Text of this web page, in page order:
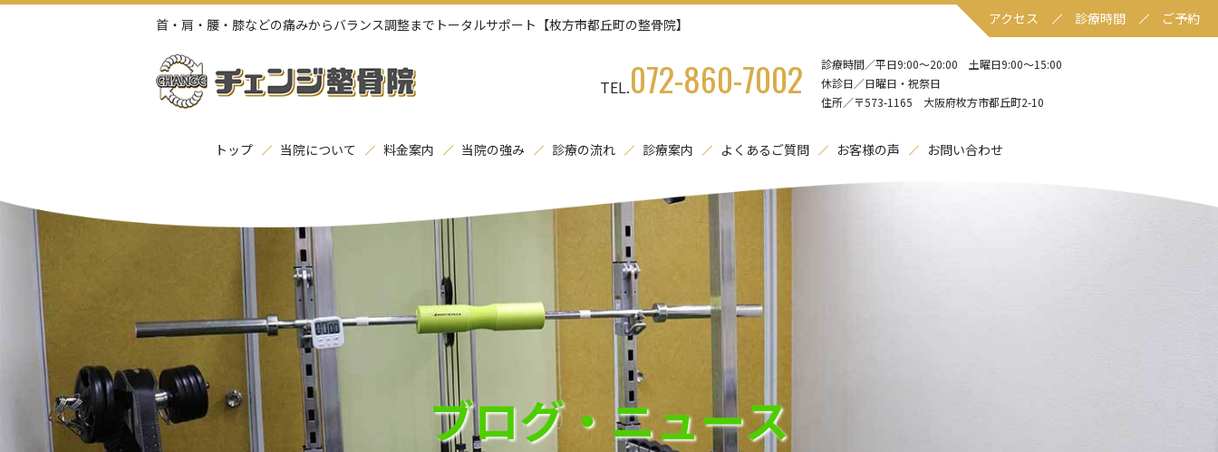
アクセス 診療時間 ご予約
首・肩・腰・膝などの痛みからバランス調整までトータルサポート【枚方市都丘町の整骨院】
TEL.072-860-7002
診療時間／平日9:00〜20:00 土曜日9:00〜15:00
休診日／日曜日・祝祭日
住所／〒573-1165 大阪府枚方市都丘町2-10
トップ 当院について 料金案内 当院の強み 診療の流れ 診療案内 よくあるご質問 お客様の声 お問い合わせ
ブログ・ニュース